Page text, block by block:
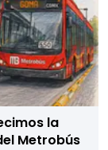
la
Metrobús